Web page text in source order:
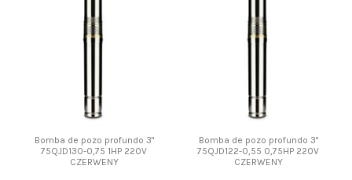
Bomba de pozo profundo 3"
75QJD130-0,75 1HP 220V
CZERWENY
Bomba de pozo profundo 3"
75QJD122-0,55 0,75HP 220V
CZERWENY